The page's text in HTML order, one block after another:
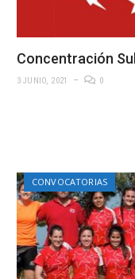
Concentración
3 JUNIO, 2021 0
CONVOCATORIAS